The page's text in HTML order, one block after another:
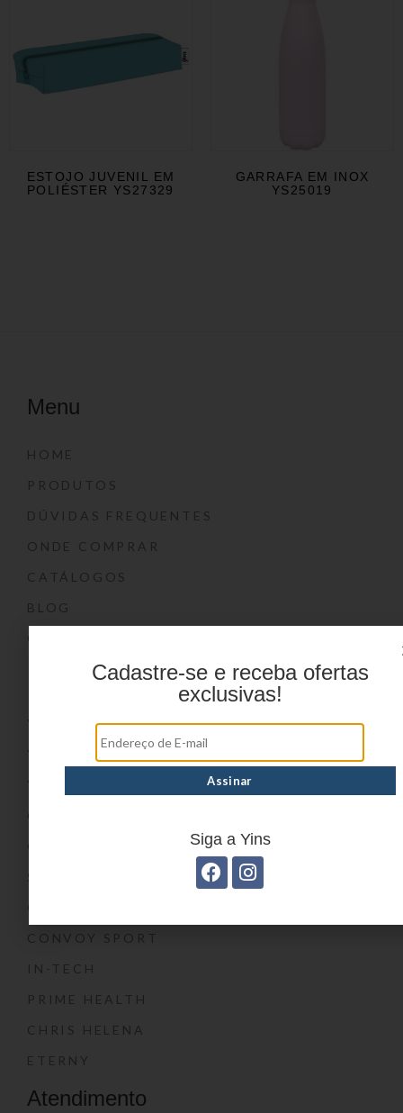
ESTOJO JUVENIL EM
POLIÉSTER YS27329
GARRAFA EM INOX
YS25019
Menu
HOME
PRODUTOS
DÚVIDAS FREQUENTES
ONDE COMPRAR
CATÁLOGOS
BLOG
CONTATO
Marcas
CONVOY SPORT
IN-TECH
PRIME HEALTH
CHRIS HELENA
ETERNY
Atendimento
Cadastre-se e receba ofertas
exclusivas!
Siga a Yins